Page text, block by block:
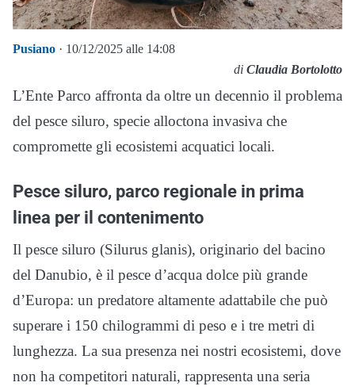
Pusiano · 10/12/2025 alle 14:08
di Claudia Bortolotto
L’Ente Parco affronta da oltre un decennio il problema
del pesce siluro, specie alloctona invasiva che
compromette gli ecosistemi acquatici locali.
Pesce siluro, parco regionale in prima
linea per il contenimento
Il pesce siluro (Silurus glanis), originario del bacino
del Danubio, è il pesce d’acqua dolce più grande
d’Europa: un predatore altamente adattabile che può
superare i 150 chilogrammi di peso e i tre metri di
lunghezza. La sua presenza nei nostri ecosistemi, dove
non ha competitori naturali, rappresenta una seria